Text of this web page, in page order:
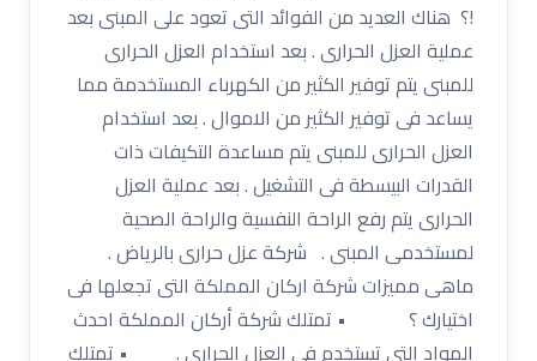
!؟ هناك العديد من الفوائد التى تعود على المبنى بعد
عملية العزل الحرارى . بعد استخدام العزل الحرارى
للمبنى يتم توفير الكثير من الكهرباء المستخدمة مما
يساعد فى توفير الكثير من الاموال . بعد استخدام
العزل الحرارى للمبنى يتم مساعدة التكيفات ذات
القدرات البيسطة فى التشغيل . بعد عملية العزل
الحرارى يتم رفع الراحة النفسية والراحة الصحية
لمستخدمى المبنى . شركة عزل حرارى بالرياض .
ماهى مميزات شركة اركان المملكة التى تجعلها فى
اختيارك ؟ • تمتلك شركة أركان المملكة احدث
المواد التى تستخدم فى العزل الحرارى . • تمتلك